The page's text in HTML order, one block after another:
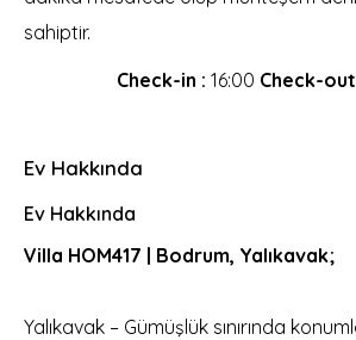
sahiptir.
Check-in : 16:00 Check-
Ev Hakkında
Ev Hakkında
Villa HOM417 | Bodrum, Yalıkavak;
Yalıkavak – Gümüşlük sınırında